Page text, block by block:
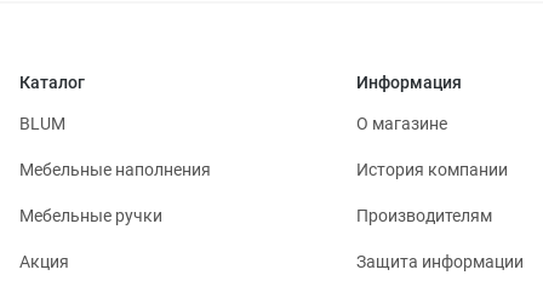
Каталог
BLUM
Мебельные наполнения
Мебельные ручки
Акция
Информация
О магазине
История компании
Производителям
Защита информации